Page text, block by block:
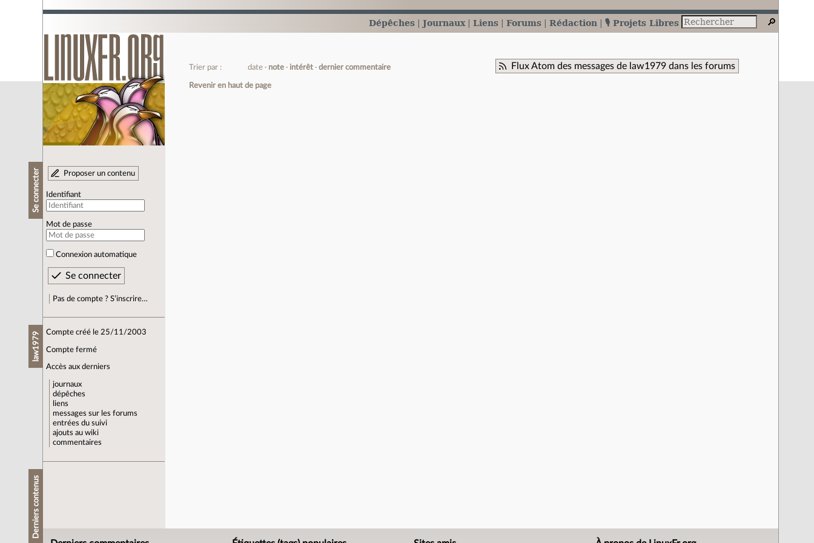
Dépêches Journaux Liens Forums Rédaction 🎙️ Projets Libres
Se connecter Proposer un contenu
Identifiant
Mot de passe
Connexion automatique
Pas de compte ? S’inscrire…
law1979 Compte créé le 25/11/2003
Compte fermé
Accès aux derniers
journaux
dépêches
liens
messages sur les forums
entrées du suivi
ajouts au wiki
commentaires
Derniers contenus
Flux Atom des messages de law1979 dans les forums
Trier par : date note intérêt dernier commentaire
Revenir en haut de page